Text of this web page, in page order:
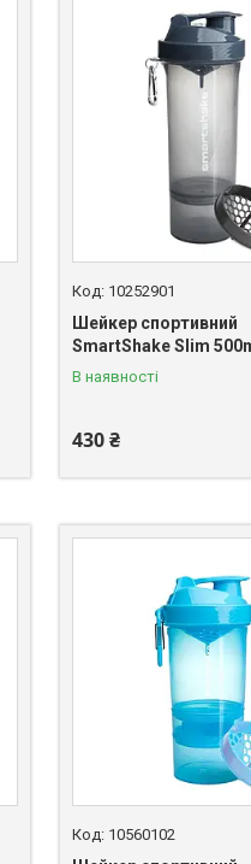
10252901
Шейкер спортивний
SmartShake Slim
В наявності
430 ₴
10560102